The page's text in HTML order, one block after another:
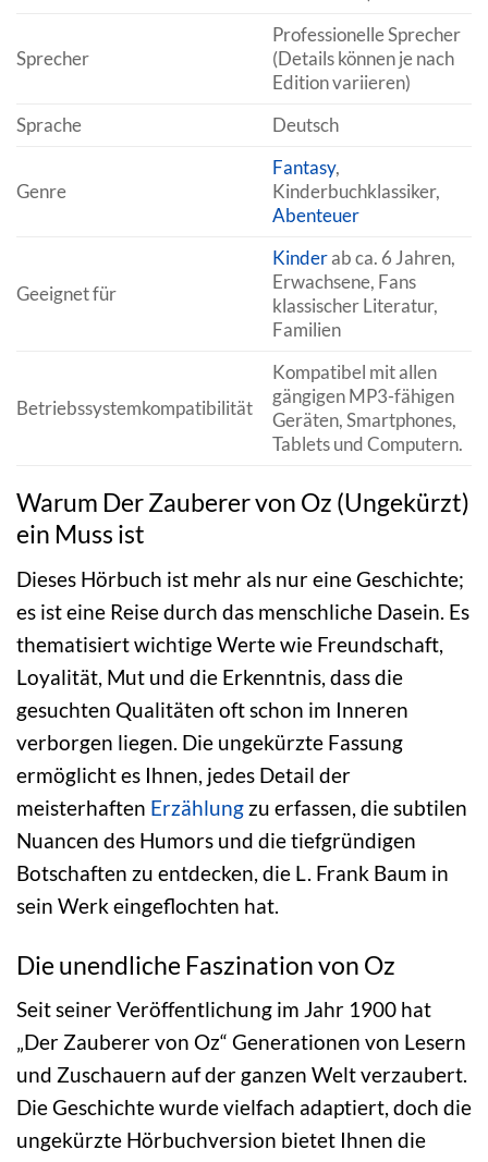
Sprecher
Professionelle Sprecher
(Details können je nach
Edition variieren)
Sprache
Deutsch
Genre
Fantasy,
Kinderbuchklassiker,
Abenteuer
Geeignet für
Kinderab ca. 6 Jahren,
Erwachsene, Fans
klassischer Literatur,
Familien
Betriebssystemkompatibilität
Kompatibel mit allen
gängigen MP3-fähigen
Geräten, Smartphones,
Tablets und Computern.
Warum Der Zauberer von Oz (Ungekürzt)
ein Muss ist
Dieses Hörbuch ist mehr als nur eine Geschichte;
es ist eine Reise durch das menschliche Dasein. Es
thematisiert wichtige Werte wie Freundschaft,
Loyalität, Mut und die Erkenntnis, dass die
gesuchten Qualitäten oft schon im Inneren
verborgen liegen. Die ungekürzte Fassung
ermöglicht es Ihnen, jedes Detail der
meisterhaften Erzählung zu erfassen, die subtilen
Nuancen des Humors und die tiefgründigen
Botschaften zu entdecken, die L. Frank Baum in
sein Werk eingeflochten hat.
Die unendliche Faszination von Oz
Seit seiner Veröffentlichung im Jahr 1900 hat
„Der Zauberer von Oz“ Generationen von Lesern
und Zuschauern auf der ganzen Welt verzaubert.
Die Geschichte wurde vielfach adaptiert, doch die
ungekürzte Hörbuchversion bietet Ihnen die